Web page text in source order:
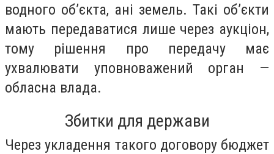
водного об’єкта, ані земель. Такі об’єкти
мають передаватися лише через аукціон,
тому рішення про передачу має
ухвалювати уповноважений орган —
обласна влада.
Збитки для держави
Через укладення такого договору бюджет